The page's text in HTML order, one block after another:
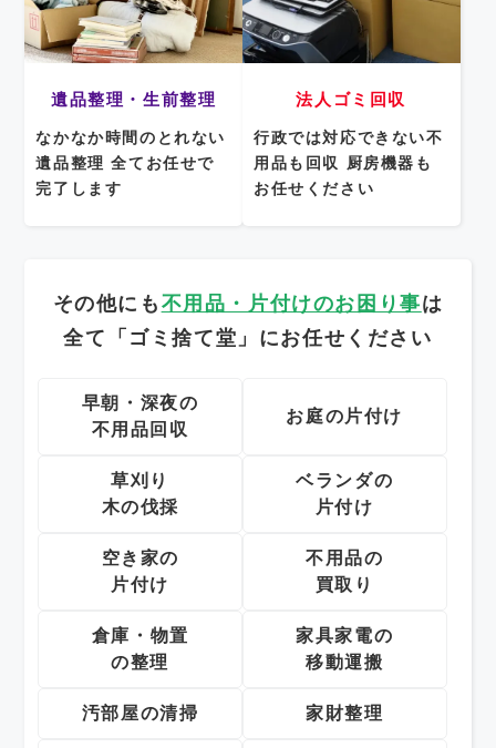
遺品整理・生前整理
なかなか時間のとれない
遺品整理 全てお任せで
完了します
法人ゴミ回収
行政では対応できない不
用品も回収 厨房機器も
お任せください
その他にも 不用品・片付けのお困り事は
全て「ゴミ捨て堂」にお任せください
早朝・深夜の
不用品回収
お庭の片付け
草刈り
木の伐採
ベランダの
片付け
空き家の
片付け
不用品の
買取り
倉庫・物置
の整理
家具家電の
移動運搬
汚部屋の清掃 家財整理